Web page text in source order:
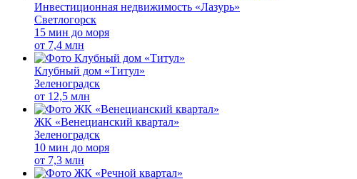
Инвестиционная недвижимость «Лазурь»
Светлогорск
15 мин до моря
от 7,4 млн
Клубный дом «Титул»
Зеленоградск
от 12,5 млн
ЖК «Венецианский квартал»
Зеленоградск
10 мин до моря
от 7,3 млн